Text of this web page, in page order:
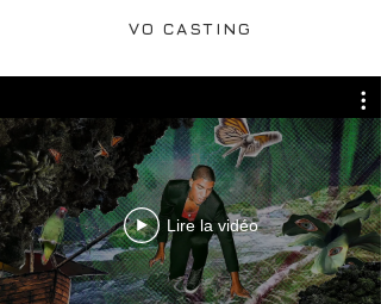
VO CASTING
Lire la vidéo